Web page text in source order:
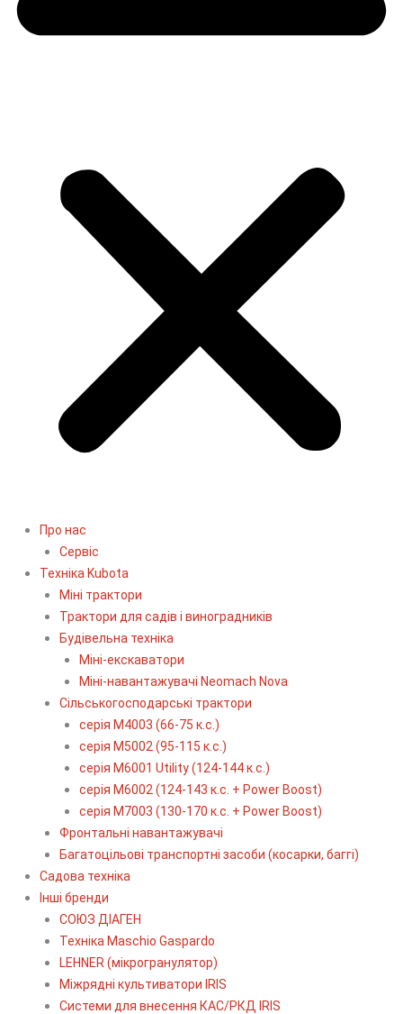
Про нас
Сервіс
Технiка Kubota
Міні трактори
Трактори для садів і виноградників
Будівельна техніка
Міні-екскаватори
Міні-навантажувачі Neomach Nova
Сільськогосподарські трактори
серія М4003 (66-75 к.с.)
серія М5002 (95-115 к.с.)
серія M6001 Utility (124-144 к.с.)
серія М6002 (124-143 к.с. + Power Boost)
серія М7003 (130-170 к.с. + Power Boost)
Фронтальні навантажувачі
Багатоцільові транспортні засоби (косарки, баггі)
Садова техніка
Інші бренди
СОЮЗ ДІАГЕН
Техніка Maschio Gaspardo
LEHNER (мікрогранулятор)
Міжрядні культиватори IRIS
Системи для внесення КАС/РКД IRIS